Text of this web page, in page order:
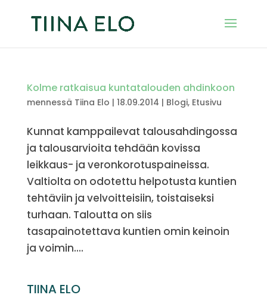
Kolme ratkaisua kuntatalouden ahdinkoon
mennessä Tiina Elo | 18.09.2014 | Blogi, Etusivu
Kunnat kamppailevat talousahdingossa
ja talousarvioita tehdään kovissa
leikkaus- ja veronkorotuspaineissa.
Valtiolta on odotettu helpotusta kuntien
tehtäviin ja velvoitteisiin, toistaiseksi
turhaan. Taloutta on siis
tasapainotettava kuntien omin keinoin
ja voimin....
TIINA ELO